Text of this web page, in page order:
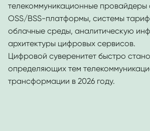
телекоммуникационные
OSS/BSS-платформы, системы
облачные среды, аналитическую
архитектуры цифровых сервисов.
Цифровой суверенитет быстро
определяющих тем
трансформации в 2026 году.